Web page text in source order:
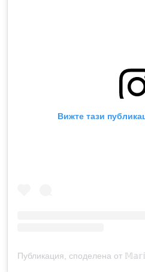
Вижте тази